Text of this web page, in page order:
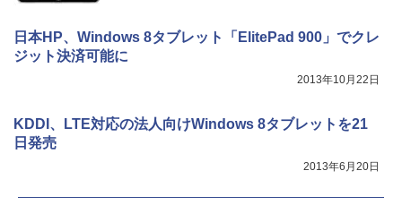
日本HP、Windows 8タブレット「ElitePad 900」でクレ
ジット決済可能に
2013年10月22日
KDDI、LTE対応の法人向けWindows 8タブレットを21
日発売
2013年6月20日